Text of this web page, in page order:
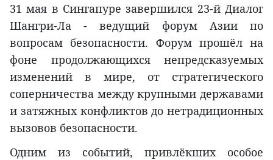
31 мая в Сингапуре завершился 23-й Диалог
Шангри-Ла - ведущий форум Азии по
вопросам безопасности. Форум прошёл на
фоне продолжающихся непредсказуемых
изменений в мире, от стратегического
соперничества между крупными державами
и затяжных конфликтов до нетрадиционных
вызовов безопасности.
Одним из событий, привлёкших особое